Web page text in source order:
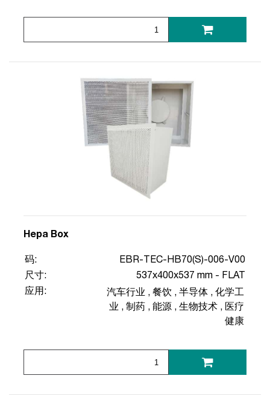
Hepa Box
码:
EBR-TEC-HB70(S)-006-V00
尺寸:
537x400x537 mm - FLAT
应用:
汽车行业 , 餐饮 , 半导体 , 化学工
业 , 制药 , 能源 , 生物技术 , 医疗
健康